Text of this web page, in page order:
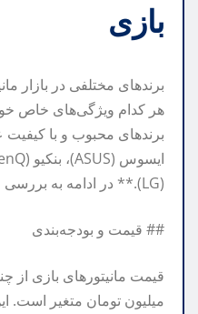
بازی
برندهای مختلفی در بازار
هر کدام ویژگی‌های خاص
(LG).** در ادامه به بررسی مختصر هر برند می‌پردازیم:
## قیمت و بودجه‌بندی
میلیون تومان متغیر است.